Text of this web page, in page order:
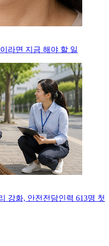
라면 지금 해야 할 일
강화, 안전전담인력 613명 첫